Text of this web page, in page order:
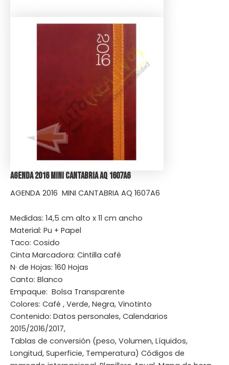
Agenda 2016 Mini Cantabria AQ 1607A6
AGENDA 2016 MINI CANTABRIA AQ 1607A6
Medidas: 14,5 cm alto x 11 cm ancho
Material: Pu + Papel
Taco: Cosido
Cinta Marcadora: Cintilla café
N· de Hojas: 160 Hojas
Canto: Blanco
Empaque: Bolsa Transparente
Colores: Café , Verde, Negra, Vinotinto
Contenido: Datos personales, Calendarios
2015/2016/2017,
Tablas de conversión (peso, Volumen, Líquidos,
Longitud, Superficie, Temperatura) Códigos de